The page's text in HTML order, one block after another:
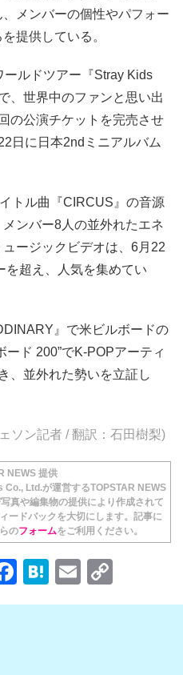
メンバーの個性やパフォー
提供している。
ルドツアー『Stray Kids
、世界中のファンと思い出
の公演チケットを完売させ
日に日本2ndミニアルバム
トル曲『CIRCUS』の音源
ンバー8人の並外れたエネ
ージックビデオは、6月22
を超え、人気を集めてい
』で米ビルボードの
ード 200”でK-POPアーティ
、並外れた勢いを立証し
ソン記者 / 翻訳：石田樹梨)
NEWS 提供
Ltd.が運営するTOPSTAR NEWS
真や編集物の提供により作成されて
ードバックを大切にします。記事に
のフォームをご利用ください。
F
a
H
at
E
m o